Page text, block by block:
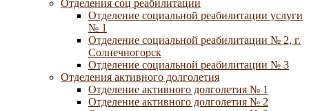
Отделения соц реабилитации
Отделение социальной реабилитации услуги
№ 1
Отделение социальной реабилитации № 2, г.
Солнечногорск
Отделение социальной реабилитации № 3
Отделения активного долголетия
Отделение активного долголетия № 1
Отделение активного долголетия № 2